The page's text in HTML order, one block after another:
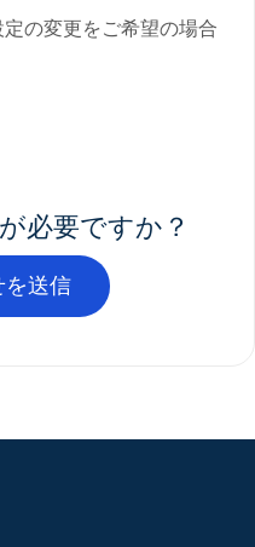
の変更をご希望の場合
必要ですか？
を送信